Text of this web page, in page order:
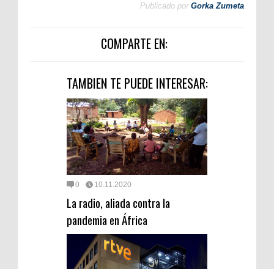
Publicado por Gorka Zumeta
COMPARTE EN:
TAMBIEN TE PUEDE INTERESAR:
0 10.11.2020
La radio, aliada contra la
pandemia en África